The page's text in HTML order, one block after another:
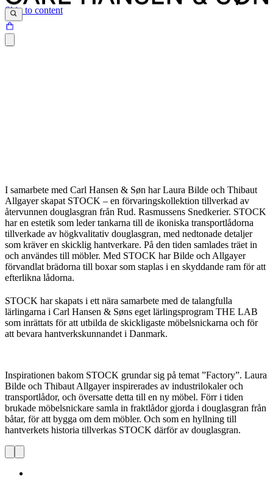
Skip to content
I samarbete med Carl Hansen & Søn har Laura Bilde och Thibaut
Allgayer skapat STOCK – en förvaringskollektion tillverkad av
återvunnen douglasgran från Rud. Rasmussens Snedkerier. STOCK
har en estetik som leder tankarna till de ikoniska transportlådorna
tillverkade av högkvalitativ douglasgran, med nedtonade detaljer
som kräver en skicklig hantverkare. På den tiden samlades träet in
och användes till möbler. Med STOCK har Bilde och Allgayer
förvandlat brädorna till boxar som staplas i en skyddande ram för att
efterlikna lådorna.
STOCK har skapats i ett nära samarbete med de talangfulla
lärlingarna i Carl Hansen & Søns eget lärlingsprogram THE LAB
som inrättats för att utbilda de skickligaste möbelsnickarna och för
att bevara hantverkskunnandet i Danmark.
Inspirationen bakom STOCK grundar sig på temat ”Factory”. Laura
Bilde och Thibaut Allgayer inspirerades av industrilokaler och
transportlådor, och översatte detta till en ny möbel. Förr i tiden
brukade möbelsnickare samla in fraktlådor gjorda i douglasgran från
båtar, för att bygga om dem möbler. Och som en hyllning till
hantverkets historia tillverkas STOCK därför av douglasgran.